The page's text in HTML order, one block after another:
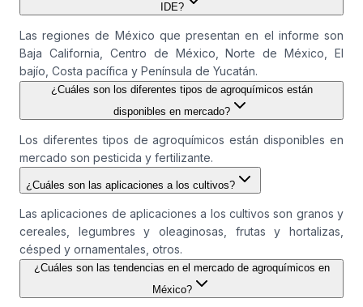
IDE?
Las regiones de México que presentan en el informe son
Baja California, Centro de México, Norte de México, El
bajío, Costa pacífica y Península de Yucatán.
¿Cuáles son los diferentes tipos de agroquímicos están
disponibles en mercado?
Los diferentes tipos de agroquímicos están disponibles en
mercado son pesticida y fertilizante.
¿Cuáles son las aplicaciones a los cultivos?
Las aplicaciones de aplicaciones a los cultivos son granos y
cereales, legumbres y oleaginosas, frutas y hortalizas,
césped y ornamentales, otros.
¿Cuáles son las tendencias en el mercado de agroquímicos en
México?